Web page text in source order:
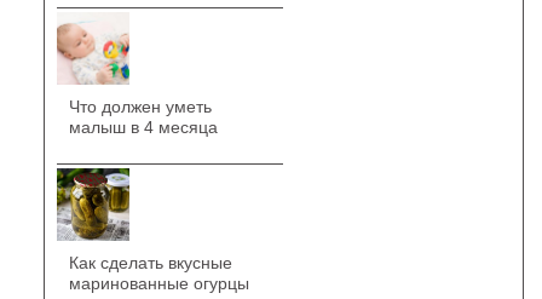
Что должен уметь
малыш в 4 месяца
Как сделать вкусные
маринованные огурцы